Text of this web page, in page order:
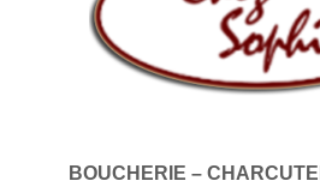
BOUCHERIE –